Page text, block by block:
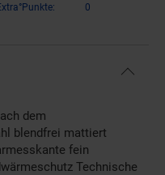
0
dem
blendfrei mattiert
fein
Technische